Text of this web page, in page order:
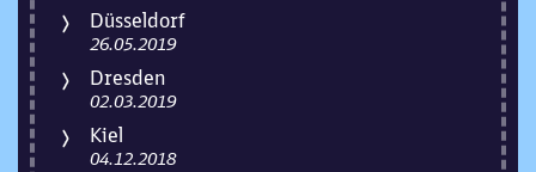
Düsseldorf
26.05.2019
Dresden
02.03.2019
Kiel
04.12.2018